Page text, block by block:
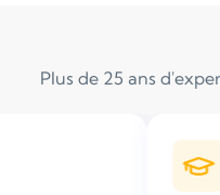
Plus de 25 ans